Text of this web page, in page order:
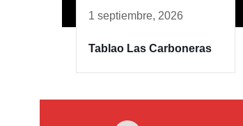
1 septiembre, 2026
Tablao Las Carboneras